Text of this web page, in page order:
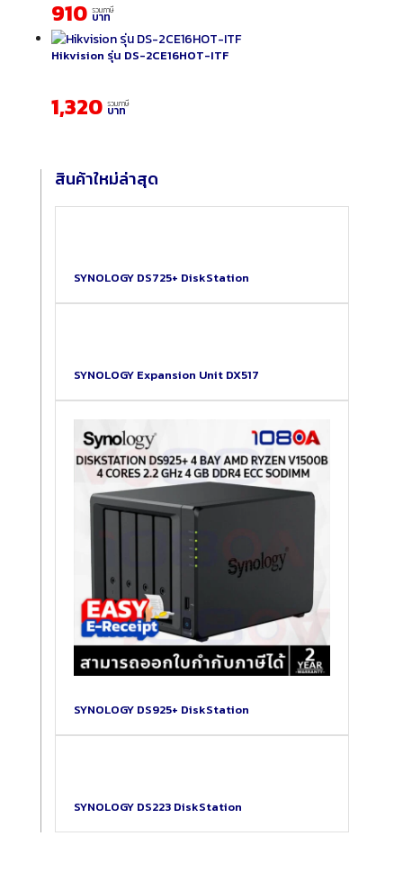
910 รวมภาษี
บาท
Hikvision รุ่น DS-2CE16HOT-ITF
1,320 รวมภาษี
บาท
สินค้าใหม่ล่าสุด
SYNOLOGY DS725+ DiskStation
SYNOLOGY Expansion Unit DX517
SYNOLOGY DS925+ DiskStation
SYNOLOGY DS223 DiskStation